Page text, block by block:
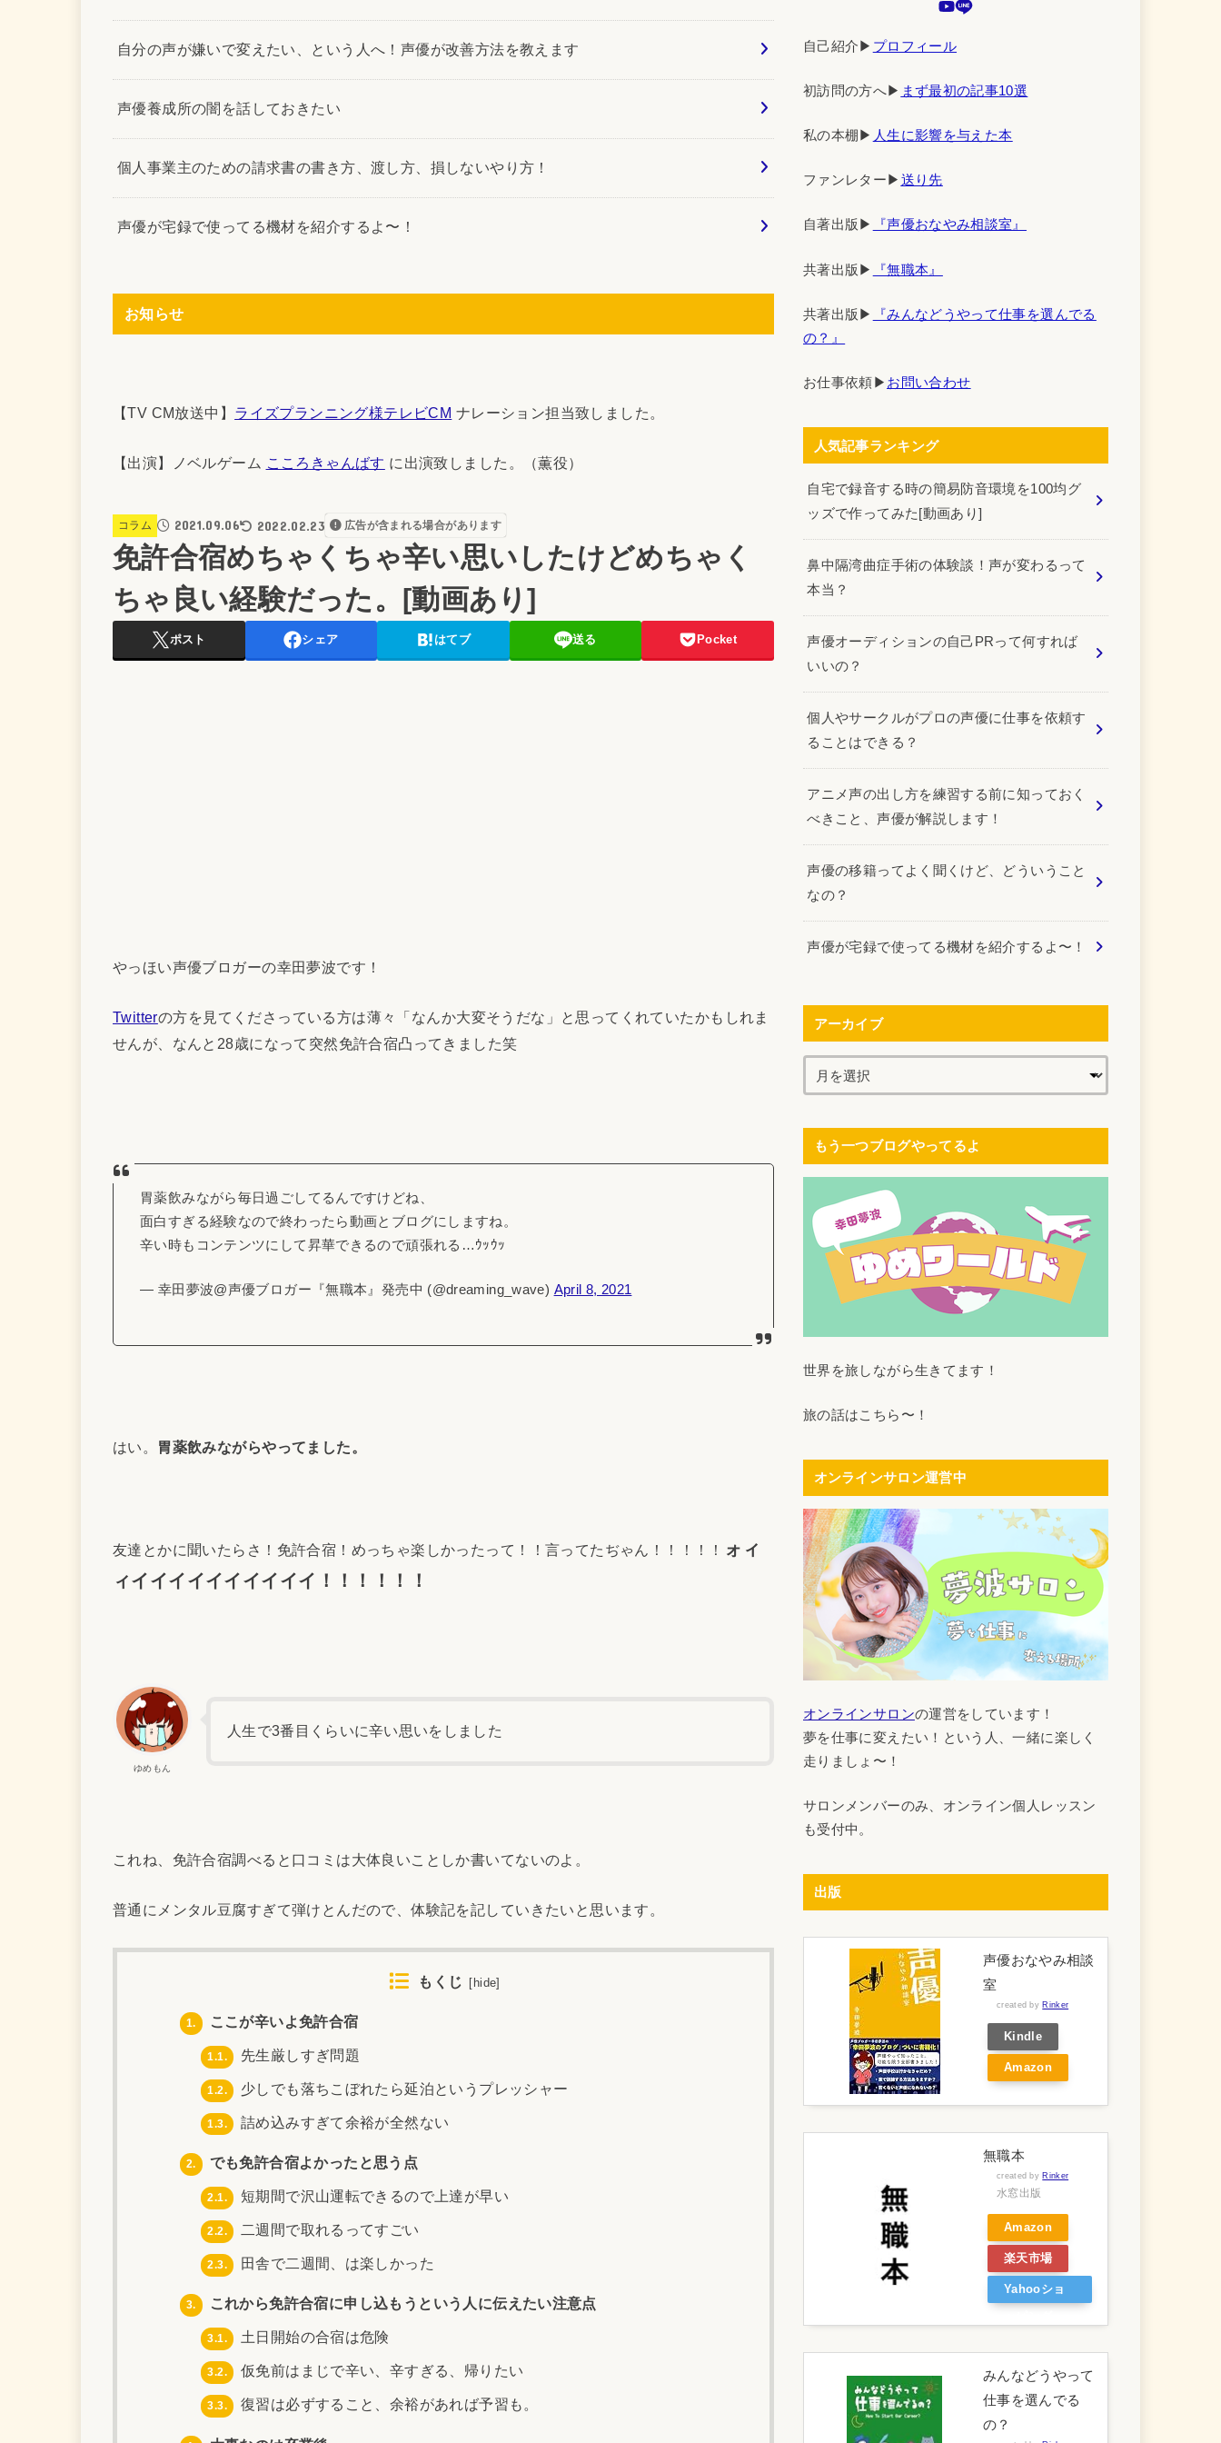
自分の声が嫌いで変えたい、という人へ！声優が改善方法を教えます
声優養成所の闇を話しておきたい
個人事業主のための請求書の書き方、渡し方、損しないやり方！
声優が宅録で使ってる機材を紹介するよ〜！
お知らせ
【TV CM放送中】 ライズプランニング様テレビCM ナレーション担当致しました。
【出演】ノベルゲーム こころきゃんばす に出演致しました。（薫役）
コラム 2021.09.06 2022.02.23 広告が含まれる場合があります
免許合宿めちゃくちゃ辛い思いしたけどめちゃく
ちゃ良い経験だった。[動画あり]
ポスト シェア はてブ 送る Pocket
やっほい声優ブロガーの幸田夢波です！
Twitterの方を見てくださっている方は薄々「なんか大変そうだな」と思ってくれていたかもしれま
せんが、なんと28歳になって突然免許合宿凸ってきました笑
胃薬飲みながら毎日過ごしてるんですけどね、
面白すぎる経験なので終わったら動画とブログにしますね。
辛い時もコンテンツにして昇華できるので頑張れる…ｳｯｳｯ
— 幸田夢波@声優ブロガー『無職本』発売中 (@dreaming_wave) April 8, 2021
はい。 胃薬飲みながらやってました。
友達とかに聞いたらさ！免許合宿！めっちゃ楽しかったって！！言ってたぢゃん！！！！！
ォィ
ィイイイイイイイイイイ！！！！！！
ゆめもん
人生で3番目くらいに辛い思いをしました
これね、免許合宿調べると口コミは大体良いことしか書いてないのよ。
普通にメンタル豆腐すぎて弾けとんだので、体験記を記していきたいと思います。
もくじ [ hide]
1. ここが辛いよ免許合宿
1.1. 先生厳しすぎ問題
1.2. 少しでも落ちこぼれたら延泊というプレッシャー
1.3. 詰め込みすぎて余裕が全然ない
2. でも免許合宿よかったと思う点
2.1. 短期間で沢山運転できるので上達が早い
2.2. 二週間で取れるってすごい
2.3. 田舎で二週間、は楽しかった
3. これから免許合宿に申し込もうという人に伝えたい注意点
3.1. 土日開始の合宿は危険
3.2. 仮免前はまじで辛い、辛すぎる、帰りたい
3.3. 復習は必ずすること、余裕があれば予習も。
自己紹介▶︎ プロフィール
初訪問の方へ▶︎ まず最初の記事10選
私の本棚▶︎ 人生に影響を与えた本
ファンレター▶︎ 送り先
自著出版▶︎ 『声優おなやみ相談室』
共著出版▶︎ 『無職本』
共著出版▶︎
『みんなどうやって仕事を選んでる
の？』
お仕事依頼▶︎ お問い合わせ
人気記事ランキング
自宅で録音する時の簡易防音環境を100均グ
ッズで作ってみた[動画あり]
鼻中隔湾曲症手術の体験談！声が変わるって
本当？
声優オーディションの自己PRって何すれば
いいの？
個人やサークルがプロの声優に仕事を依頼す
ることはできる？
アニメ声の出し方を練習する前に知っておく
べきこと、声優が解説します！
声優の移籍ってよく聞くけど、どういうこと
なの？
声優が宅録で使ってる機材を紹介するよ〜！
アーカイブ
もう一つブログやってるよ
世界を旅しながら生きてます！
旅の話はこちら〜！
オンラインサロン運営中
オンラインサロンの運営をしています！
夢を仕事に変えたい！という人、一緒に楽しく
走りましょ〜！
サロンメンバーのみ、オンライン個人レッスン
も受付中。
出版
声優おなやみ相談
室
created by Rinker
Kindle
Amazon
無職本
created by Rinker
水窓出版
Amazon
楽天市場
Yahooショ
みんなどうやって
仕事を選んでる
の？